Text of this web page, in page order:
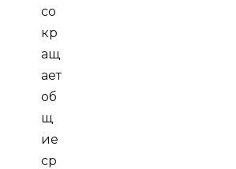
со
кр
ащ
ает
об
щ
ие
ср